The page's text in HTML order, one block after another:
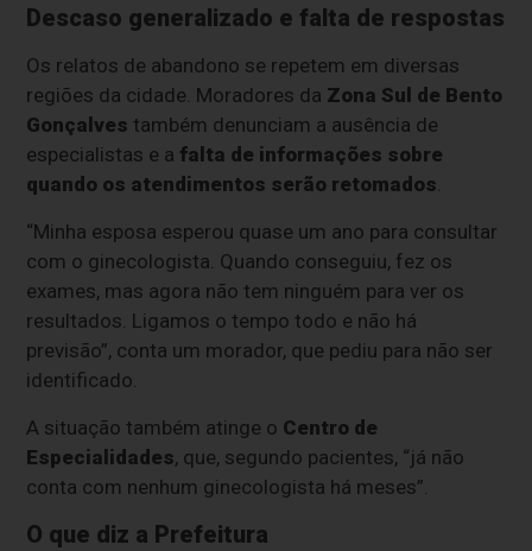
Descaso generalizado e falta de respostas
Os relatos de abandono se repetem em diversas
regiões da cidade. Moradores da Zona Sul de Bento
Gonçalves também denunciam a ausência de
especialistas e a falta de informações sobre
quando os atendimentos serão retomados.
“Minha esposa esperou quase um ano para consultar
com o ginecologista. Quando conseguiu, fez os
exames, mas agora não tem ninguém para ver os
resultados. Ligamos o tempo todo e não há
previsão”, conta um morador, que pediu para não ser
identificado.
A situação também atinge o Centro de
Especialidades, que, segundo pacientes, “já não
conta com nenhum ginecologista há meses”.
O que diz a Prefeitura